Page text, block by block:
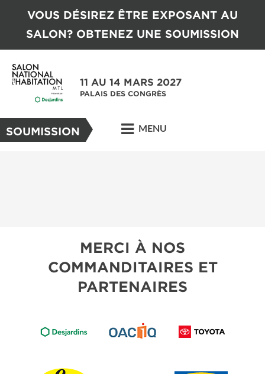
VOUS DÉSIREZ ÊTRE EXPOSANT AU
SALON? OBTENEZ UNE SOUMISSION
11 AU 14 MARS 2027
PALAIS DES CONGRÈS
SOUMISSION MENU
MERCI À NOS
COMMANDITAIRES ET
PARTENAIRES